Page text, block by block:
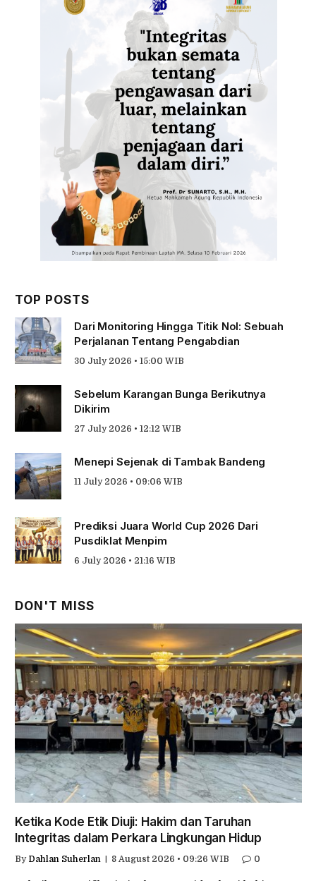
TOP POSTS
Dari Monitoring Hingga Titik Nol: Sebuah
Perjalanan Tentang Pengabdian
30 July 2026 • 15:00 WIB
Sebelum Karangan Bunga Berikutnya
Dikirim
27 July 2026 • 12:12 WIB
Menepi Sejenak di Tambak Bandeng
11 July 2026 • 09:06 WIB
Prediksi Juara World Cup 2026 Dari
Pusdiklat Menpim
6 July 2026 • 21:16 WIB
DON'T MISS
Ketika Kode Etik Diuji: Hakim dan Taruhan
Integritas dalam Perkara Lingkungan Hidup
By Dahlan Suherlan 8 August 2026 • 09:26 WIB 0